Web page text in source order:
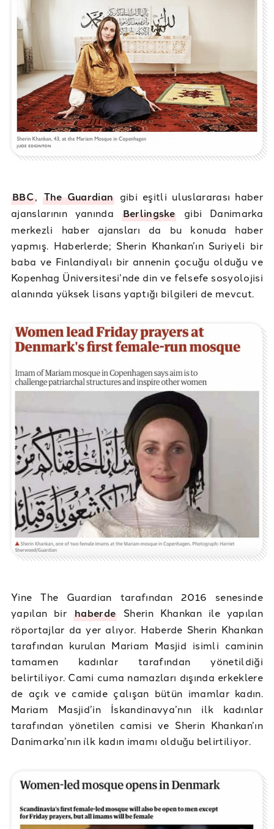
BBC, The Guardian gibi eşitli uluslararası haber
ajanslarının yanında Berlingske gibi Danimarka
merkezli haber ajansları da bu konuda haber
yapmış. Haberlerde; Sherin Khankan’ın Suriyeli bir
baba ve Finlandiyalı bir annenin çocuğu olduğu ve
Kopenhag Üniversitesi’nde din ve felsefe sosyolojisi
alanında yüksek lisans yaptığı bilgileri de mevcut.
Yine The Guardian tarafından 2016 senesinde
yapılan bir haberde Sherin Khankan ile yapılan
röportajlar da yer alıyor. Haberde Sherin Khankan
tarafından kurulan Mariam Masjid isimli caminin
tamamen kadınlar tarafından yönetildiği
belirtiliyor. Cami cuma namazları dışında erkeklere
de açık ve camide çalışan bütün imamlar kadın.
Mariam Masjid’in İskandinavya’nın ilk kadınlar
tarafından yönetilen camisi ve Sherin Khankan’ın
Danimarka’nın ilk kadın imamı olduğu belirtiliyor.